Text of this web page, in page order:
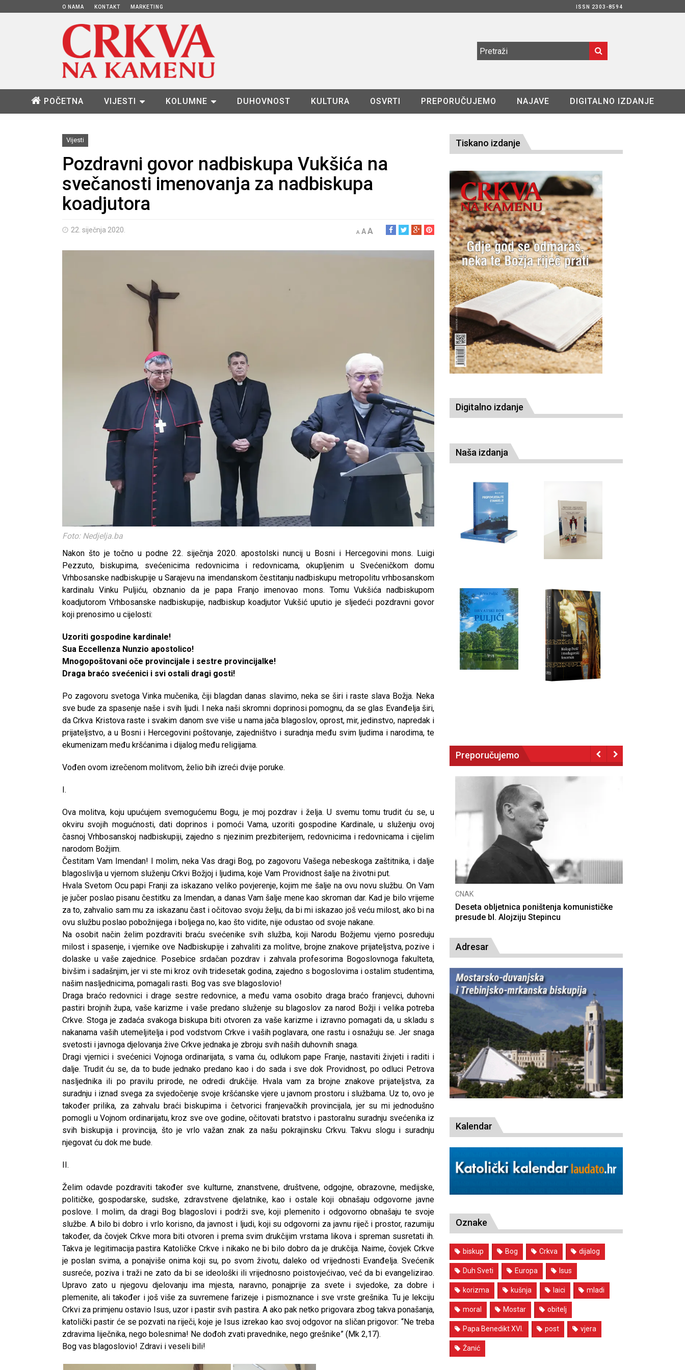
O NAMA KONTAKT MARKETING ISSN 2303-8594
POČETNA VIJESTI KOLUMNE DUHOVNOST KULTURA OSVRTI PREPORUČUJEMO NAJAVE DIGITALNO IZDANJE
Vijesti
Pozdravni govor nadbiskupa Vukšića na
svečanosti imenovanja za nadbiskupa
koadjutora
22. siječnja 2020. A AA
Foto: Nedjelja.ba
Nakon što je točno u podne 22. siječnja 2020. apostolski nuncij u Bosni i Hercegovini mons. Luigi
Pezzuto, biskupima, svećenicima redovnicima i redovnicama, okupljenim u Svećeničkom domu
Vrhbosanske nadbiskupije u Sarajevu na imendanskom čestitanju nadbiskupu metropolitu vrhbosanskom
kardinalu Vinku Puljiću, obznanio da je papa Franjo imenovao mons. Tomu Vukšića nadbiskupom
koadjutorom Vrhbosanske nadbiskupije, nadbiskup koadjutor Vukšić uputio je sljedeći pozdravni govor
koji prenosimo u cijelosti:
Uzoriti gospodine kardinale!
Sua Eccellenza Nunzio apostolico!
Mnogopoštovani oče provincijale i sestre provincijalke!
Draga braćo svećenici i svi ostali dragi gosti!
Po zagovoru svetoga Vinka mučenika, čiji blagdan danas slavimo, neka se širi i raste slava Božja. Neka
sve bude za spasenje naše i svih ljudi. I neka naši skromni doprinosi pomognu, da se glas Evanđelja širi,
da Crkva Kristova raste i svakim danom sve više u nama jača blagoslov, oprost, mir, jedinstvo, napredak i
prijateljstvo, a u Bosni i Hercegovini poštovanje, zajedništvo i suradnja među svim ljudima i narodima, te
ekumenizam među kršćanima i dijalog među religijama.
Vođen ovom izrečenom molitvom, želio bih izreći dvije poruke.
I.
Ova molitva, koju upućujem svemogućemu Bogu, je moj pozdrav i želja. U svemu tomu trudit ću se, u
okviru svojih mogućnosti, dati doprinos i pomoći Vama, uzoriti gospodine Kardinale, u služenju ovoj
časnoj Vrhbosanskoj nadbiskupiji, zajedno s njezinim prezbiterijem, redovnicima i redovnicama i cijelim
narodom Božjim.
Čestitam Vam Imendan! I molim, neka Vas dragi Bog, po zagovoru Vašega nebeskoga zaštitnika, i dalje
blagoslivlja u vjernom služenju Crkvi Božjoj i ljudima, koje Vam Providnost šalje na životni put.
Hvala Svetom Ocu papi Franji za iskazano veliko povjerenje, kojim me šalje na ovu novu službu. On Vam
je jučer poslao pisanu čestitku za Imendan, a danas Vam šalje mene kao skroman dar. Kad je bilo vrijeme
za to, zahvalio sam mu za iskazanu čast i očitovao svoju želju, da bi mi iskazao još veću milost, ako bi na
ovu službu poslao pobožnijega i boljega no, kao što vidite, nije odustao od svoje nakane.
Na osobit način želim pozdraviti braću svećenike svih služba, koji Narodu Božjemu vjerno posreduju
milost i spasenje, i vjernike ove Nadbiskupije i zahvaliti za molitve, brojne znakove prijateljstva, pozive i
dolaske u vaše zajednice. Posebice srdačan pozdrav i zahvala profesorima Bogoslovnoga fakulteta,
bivšim i sadašnjim, jer vi ste mi kroz ovih tridesetak godina, zajedno s bogoslovima i ostalim studentima,
našim nasljednicima, pomagali rasti. Bog vas sve blagoslovio!
Draga braćo redovnici i drage sestre redovnice, a među vama osobito draga braćo franjevci, duhovni
pastiri brojnih župa, vaše karizme i vaše predano služenje su blagoslov za narod Božji i velika potreba
Crkve. Stoga je zadaća svakoga biskupa biti otvoren za vaše karizme i izravno pomagati da, u skladu s
nakanama vaših utemeljitelja i pod vodstvom Crkve i vaših poglavara, one rastu i osnažuju se. Jer snaga
svetosti i javnoga djelovanja žive Crkve jednaka je zbroju svih naših duhovnih snaga.
Dragi vjernici i svećenici Vojnoga ordinarijata, s vama ću, odlukom pape Franje, nastaviti živjeti i raditi i
dalje. Trudit ću se, da to bude jednako predano kao i do sada i sve dok Providnost, po odluci Petrova
nasljednika ili po pravilu prirode, ne odredi drukčije. Hvala vam za brojne znakove prijateljstva, za
suradnju i iznad svega za svjedočenje svoje kršćanske vjere u javnom prostoru i službama. Uz to, ovo je
također prilika, za zahvalu braći biskupima i četvorici franjevačkih provincijala, jer su mi jednodušno
pomogli u Vojnom ordinarijatu, kroz sve ove godine, očitovati bratstvo i pastoralnu suradnju svećenika iz
svih biskupija i provincija, što je vrlo važan znak za našu pokrajinsku Crkvu. Takvu slogu i suradnju
njegovat ću dok me bude.
II.
Želim odavde pozdraviti također sve kulturne, znanstvene, društvene, odgojne, obrazovne, medijske,
političke, gospodarske, sudske, zdravstvene djelatnike, kao i ostale koji obnašaju odgovorne javne
poslove. I molim, da dragi Bog blagoslovi i podrži sve, koji plemenito i odgovorno obnašaju te svoje
službe. A bilo bi dobro i vrlo korisno, da javnost i ljudi, koji su odgovorni za javnu riječ i prostor, razumiju
također, da čovjek Crkve mora biti otvoren i prema svim drukčijim vrstama likova i spreman susretati ih.
Takva je legitimacija pastira Katoličke Crkve i nikako ne bi bilo dobro da je drukčija. Naime, čovjek Crkve
je poslan svima, a ponajviše onima koji su, po svom životu, daleko od vrijednosti Evanđelja. Svećenik
susreće, poziva i traži ne zato da bi se ideološki ili vrijednosno poistovjećivao, već da bi evangelizirao.
Upravo zato u njegovu djelovanju ima mjesta, naravno, ponajprije za svete i svjedoke, za dobre i
plemenite, ali također i još više za suvremene farizeje i pismoznance i sve vrste grešnika. Tu je lekciju
Crkvi za primjenu ostavio Isus, uzor i pastir svih pastira. A ako pak netko prigovara zbog takva ponašanja,
katolički pastir će se pozvati na riječi, koje je Isus izrekao kao svoj odgovor na sličan prigovor: “Ne treba
zdravima liječnika, nego bolesnima! Ne dođoh zvati pravednike, nego grešnike” (Mk 2,17).
Bog vas blagoslovio! Zdravi i veseli bili!
Tiskano izdanje
Digitalno izdanje
Naša izdanja
Preporučujemo
Kad se nasilje pretvara u optužnicu
CNAK
Smrtovdan nadbiskupa Petra Čule
CNAK
Deseta obljetnica poništenja komunističke
presude bl. Alojziju Stepincu
Adresar
Kalendar
Oznake
biskup Bog Crkva dijalog
Duh Sveti Europa Isus
korizma kušnja laici mladi
moral Mostar obitelj
Papa Benedikt XVI. post vjera
Žanić